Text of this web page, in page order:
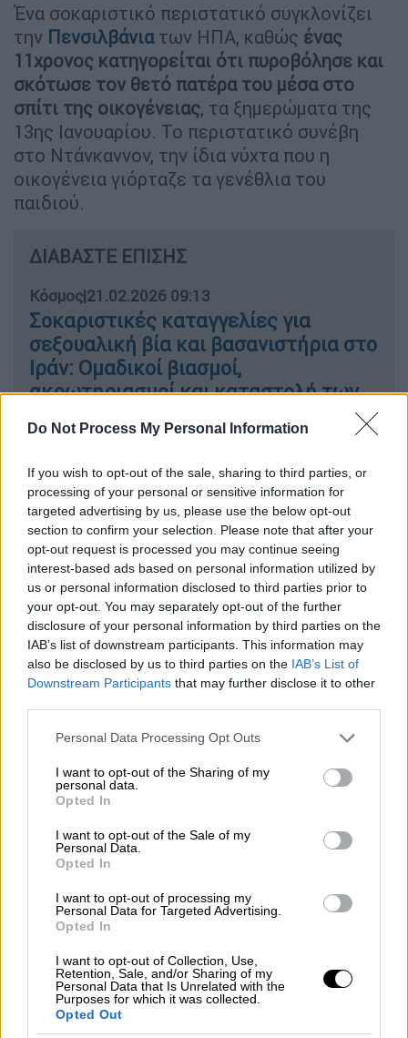
Do Not Process My Personal Information
If you wish to opt-out of the sale, sharing to third parties, or
processing of your personal or sensitive information for
targeted advertising by us, please use the below opt-out
section to confirm your selection. Please note that after your
opt-out request is processed you may continue seeing
interest-based ads based on personal information utilized by
us or personal information disclosed to third parties prior to
your opt-out. You may separately opt-out of the further
disclosure of your personal information by third parties on the
IAB’s list of downstream participants. This information may
also be disclosed by us to third parties on the IAB’s List of
Downstream Participants that may further disclose it to other
Please note that this website/app uses one or more Google
not limited to your visit or usage behaviour. You may click to
grant or deny consent to Google and its third-party tags to
use your data for below specified purposes in below Google
consent section.
Personal Data Processing Opt Outs
I want to opt-out of the Sharing of my
personal data.
Opted In
I want to opt-out of the Sale of my
Personal Data.
Opted In
I want to opt-out of processing my
Personal Data for Targeted Advertising.
Opted In
I want to opt-out of Collection, Use,
Retention, Sale, and/or Sharing of my
Personal Data that Is Unrelated with the
Purposes for which it was collected.
Opted Out
Ένα σοκαριστικό περιστατικό συγκλονίζει
την Πενσιλβάνια των ΗΠΑ, καθώς ένας
11χρονος κατηγορείται ότι πυροβόλησε και
σκότωσε τον θετό πατέρα του μέσα στο
σπίτι της οικογένειας, τα ξημερώματα της
13ης Ιανουαρίου. Το περιστατικό συνέβη
στο Ντάνκαννον, την ίδια νύχτα που η
οικογένεια γιόρταζε τα γενέθλια του
παιδιού.
ΔΙΑΒΑΣΤΕ ΕΠΙΣΗΣ
Κόσμος|21.02.2026 09:13
Σοκαριστικές καταγγελίες για
σεξουαλική βία και βασανιστήρια στο
Ιράν: Ομαδικοί βιασμοί,
ακρωτηριασμοί και καταστολή των
Το κίνητρο πίσω από την πράξη
Οι αρχές κλήθηκαν στο σπίτι λίγο μετά τις 3
π.μ., όπου εντόπισαν τον 42χρονο Ντάγκλας
Ντιτζ νεκρό απόπυροβολισμόστο κεφάλι. Η
μητέρα και σύζυγος του θύματοςπεριέγραψε
ότι είχε πάει για ύπνο λίγο μετά τα
μεσάνυχτα, αφού προηγουμένως
τραγούδησαν στον 11χρονο το «Happy
Birthday». Ένας δυνατός θόρυβος την
ξύπνησε, και όταν διαπίστωσε ότι ο σύζυγός
κρεβάτι.
αστυνομικών στο σπίτι,ο 11χρονος φέρεται
να φώναξε: «Σκότωσα τον μπαμπά»
🤯An 11-year-old shot his adoptive
father to death because his Nintendo
was taken away
Clayton Dietz's parents told him to go
to bed after midnight. He "got mad,"